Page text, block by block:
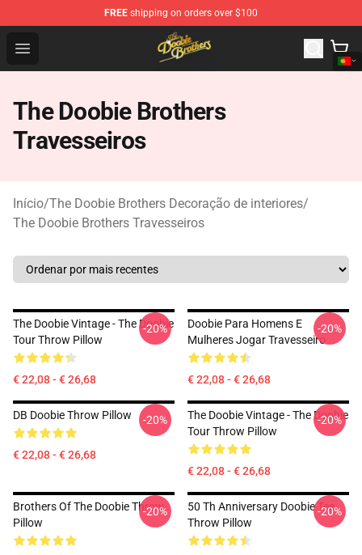
FREE shipping on orders over $100
Open menu
The Doobie Brothers Store - Official The Doobie
The Doobie Brothers
Travesseiros
Início/The Doobie Brothers Decoração de interiores/
The Doobie Brothers Travesseiros
The Doobie Vintage - The Doobie
Tour Throw Pillow
€ 22,08 - € 26,68
-20%
Doobie Para Homens E
Mulheres Jogar Travesseiro
€ 22,08 - € 26,68
-20%
DB Doobie Throw Pillow
€ 22,08 - € 26,68
-20%
The Doobie Vintage - The Doobie
Tour Throw Pillow
€ 22,08 - € 26,68
-20%
Brothers Of The Doobie Throw
Pillow
-20%
50 Th Anniversary Doobie Tee
Throw Pillow
-20%